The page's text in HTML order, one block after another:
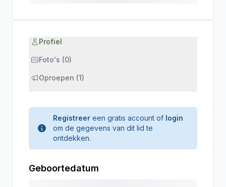
Profiel
Foto's (0)
Oproepen (1)
Registreer een gratis account of login
om de gegevens van dit lid te
ontdekken.
Geboortedatum